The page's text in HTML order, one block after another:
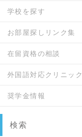
学校を探す
お部屋探しリンク集
在留資格の相談
外国語対応クリニック
奨学金情報
検索